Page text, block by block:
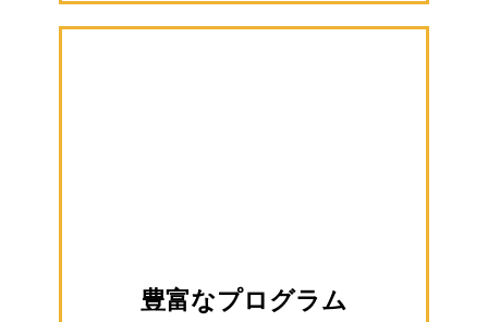
豊富なプログラム